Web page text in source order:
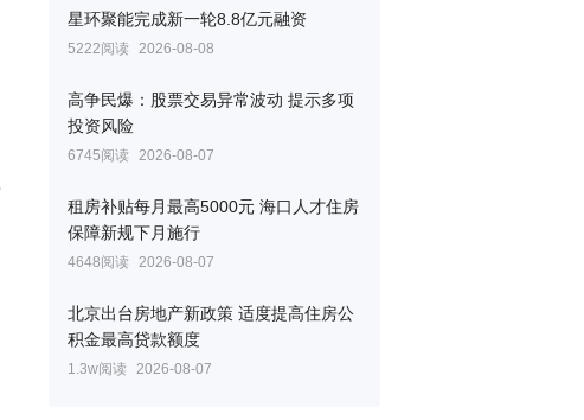
星环聚能完成新一轮8.8亿元融资
5222阅读 2026-08-08
高争民爆：股票交易异常波动 提示多项
投资风险
6745阅读 2026-08-07
租房补贴每月最高5000元 海口人才住房
保障新规下月施行
4648阅读 2026-08-07
北京出台房地产新政策 适度提高住房公
积金最高贷款额度
1.3w阅读 2026-08-07